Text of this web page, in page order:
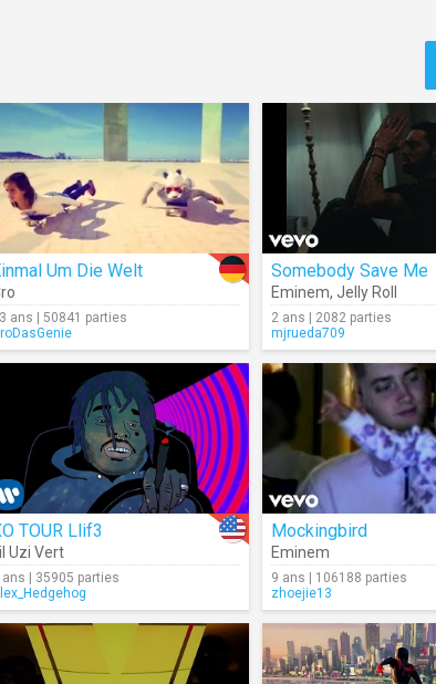
Um Die Welt
ans | 50841 parties
Somebody Save Me
Eminem, Jelly Roll
2 ans | 2082 parties
mjrueda709
TOUR Llif3
Lil Uzi Vert
ans | 35905 parties
Mockingbird
Eminem
9 ans | 106188 parties
zhoejie13